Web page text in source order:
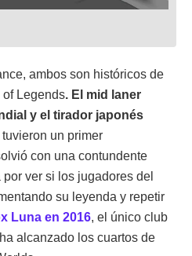
ambos son históricos de
of Legends. El mid laner
y el tirador japonés
tuvieron un primer
con una contundente
ver si los jugadores del
su leyenda y repetir
Luna en 2016, el único club
alcanzado los cuartos de